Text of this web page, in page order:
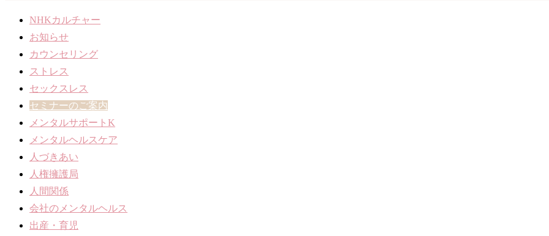
NHKカルチャー
お知らせ
カウンセリング
ストレス
セックスレス
セミナーのご案内
メンタルサポートK
メンタルヘルスケア
人づきあい
人権擁護局
人間関係
会社のメンタルヘルス
出産・育児